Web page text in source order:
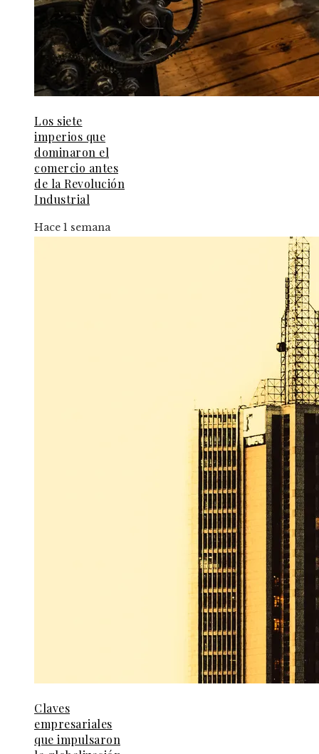
Los siete
imperios que
dominaron el
comercio antes
de la Revolución
Industrial
Hace 1 semana
Claves
empresariales
que impulsaron